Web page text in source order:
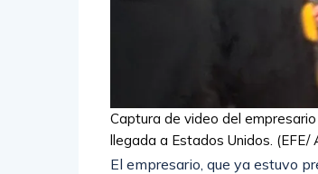
Captura de video del
llegada a Estados Unidos. (EFE/
El empresario, que ya estuvo